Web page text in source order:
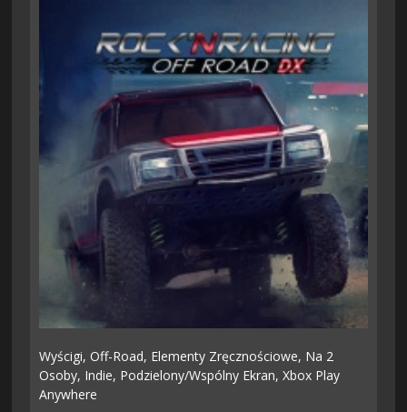
Wyścigi,Off-Road, Elementy Zręcznościowe, Na 2
Osoby, Indie, Podzielony/wspólny Ekran,Xbox Play
Anywhere